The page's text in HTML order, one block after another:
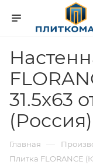
31.5x63
(Россия)
Главная —
Плитка FLORANCE